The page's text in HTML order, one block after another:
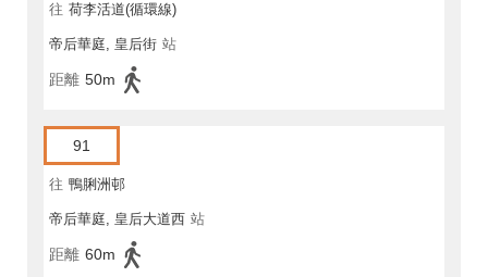
往 荷李活道(循環線)
帝后華庭, 皇后街 站
距離 50m
91
往 鴨脷洲邨
帝后華庭, 皇后大道西 站
距離 60m